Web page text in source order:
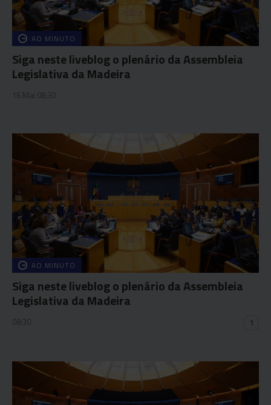
AO MINUTO
Siga neste liveblog o plenário da Assembleia
Legislativa da Madeira
16 Mai 08:30
AO MINUTO
Siga neste liveblog o plenário da Assembleia
Legislativa da Madeira
08:30 1